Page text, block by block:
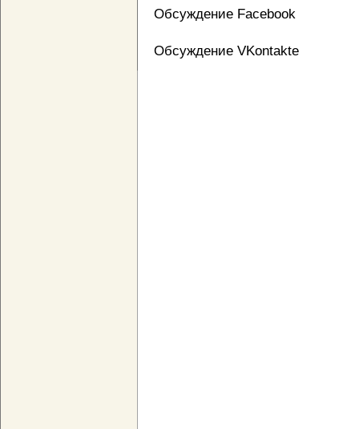
Обсуждение Facebook
Обсуждение VKontakte